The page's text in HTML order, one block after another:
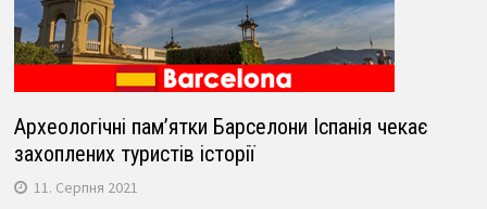
Археологічні пам’ятки Барселони Іспанія чекає
захоплених туристів історії
11. Серпня 2021